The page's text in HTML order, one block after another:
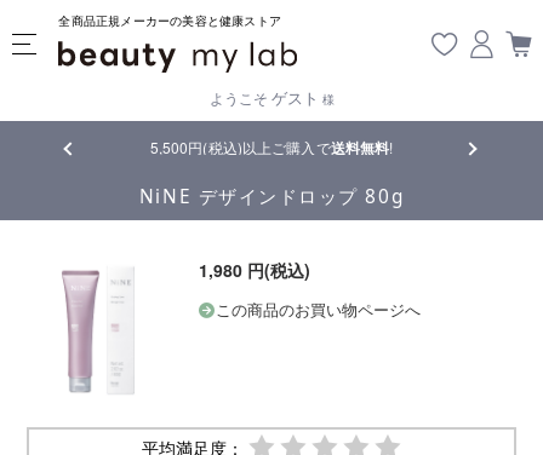
全商品正規メーカーの美容と健康ストア
ようこそ ゲスト 様
5,500円(税込)以上ご購入で送料無料! 【重要】熊本地震の影
NiNE デザインドロップ 80g
1,980 円(税込)
この商品のお買い物ページへ
平均満足度：